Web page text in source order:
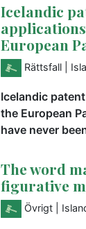
Icelandic
European
Rättsfall |
Icelandic
the European
have never
The word
figurative
Övrigt |